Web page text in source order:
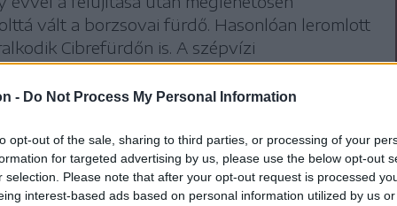
- Do Not Process My Personal Information
opt-out of the sale, sharing to third parties, or processing of your
for targeted advertising by us, please use the below opt-out
selection. Please note that after your opt-out request is processed
interest-based ads based on personal information utilized by us
vált a borzsovai fürdő. Hasonlóan leromlott
Cibrefürdőn is. A szépvízi
egyelőre nincs pénze ezek
a csíkborzsovai közbirtokosság és a
kedden kalákában fogott hozzá, hogy